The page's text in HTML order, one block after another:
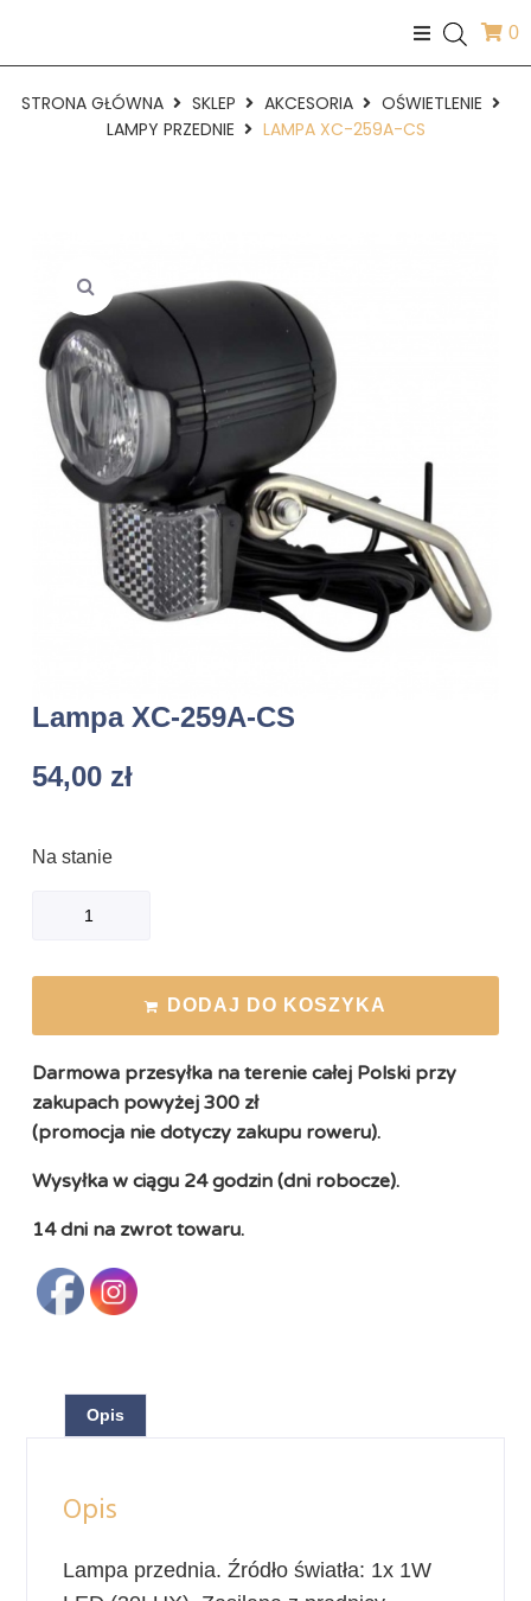
0
STRONA GŁÓWNA SKLEP AKCESORIA
OŚWIETLENIE
LAMPY PRZEDNIE
LAMPA XC-259A-CS
Lampa XC-259A-CS
54,00 zł
Na stanie
DODAJ DO KOSZYKA
Darmowa przesyłka na terenie całej Polski przy
zakupach powyżej 300 zł
(promocja nie dotyczy zakupu roweru).
Wysyłka w ciągu 24 godzin (dni robocze).
14 dni na zwrot towaru.
Opis
Opis
Lampa przednia. Źródło światła: 1x 1W